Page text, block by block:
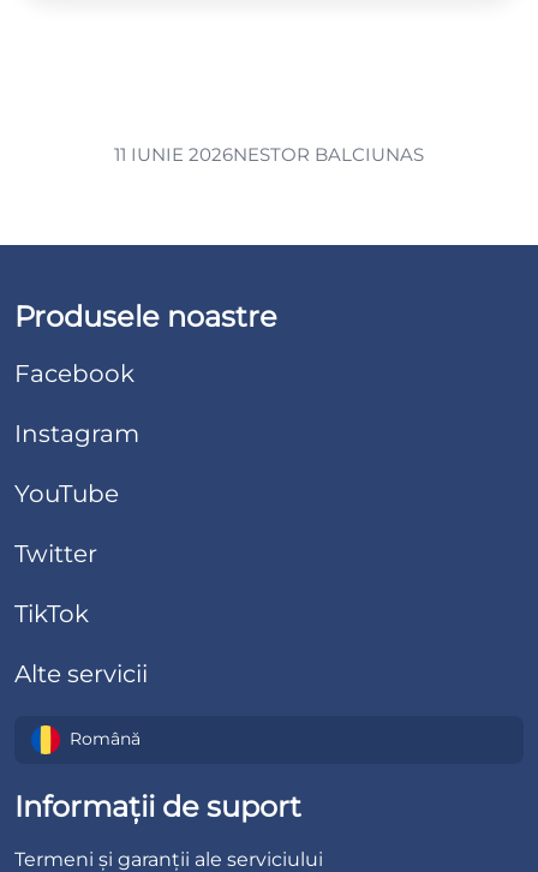
11 IUNIE 2026NESTOR BALCIUNAS
Produsele noastre
Facebook
Instagram
YouTube
Twitter
TikTok
Alte servicii
Română
Informații de suport
Termeni și garanții ale serviciului